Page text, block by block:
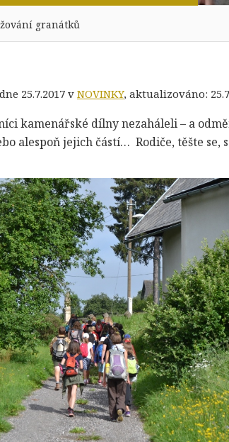
granátků
dne 25.7.2017 v NOVINKY, aktualizováno:
kamenářské dílny nezaháleli – a
alespoň jejich částí… Rodiče, těšte